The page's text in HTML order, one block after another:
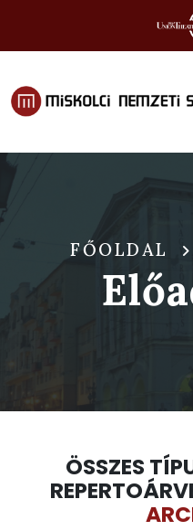
FŐOLDAL
ÖSSZES
REPERTOÁR